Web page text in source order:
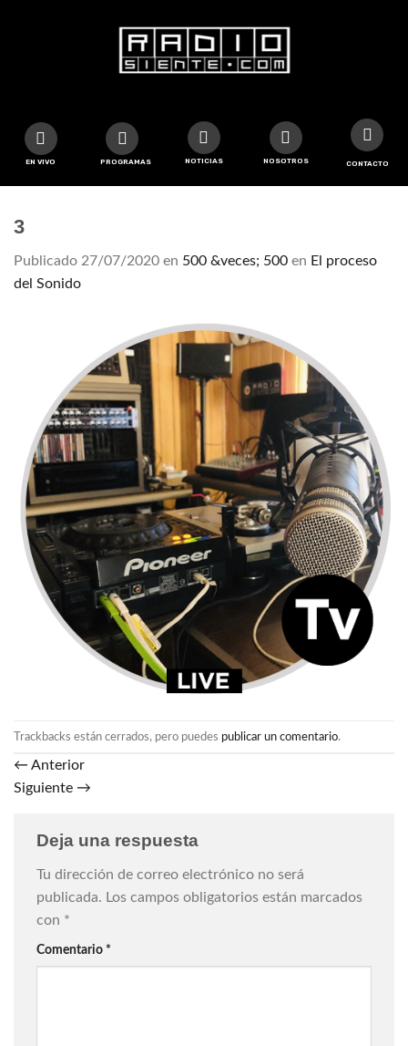
EN VIVO PROGRAMAS NOTICIAS NOSOTROS CONTACTO
3
Publicado 27/07/2020 en 500 &veces; 500 en El proceso
del Sonido
Trackbacks están cerrados, pero puedes publicar un comentario.
← Anterior
Siguiente →
Deja una respuesta
Tu dirección de correo electrónico no será
publicada. Los campos obligatorios están marcados
con *
Comentario *